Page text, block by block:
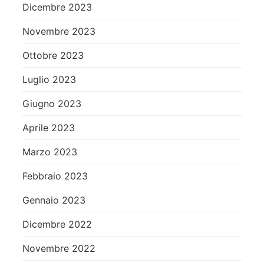
Dicembre 2023
Novembre 2023
Ottobre 2023
Luglio 2023
Giugno 2023
Aprile 2023
Marzo 2023
Febbraio 2023
Gennaio 2023
Dicembre 2022
Novembre 2022